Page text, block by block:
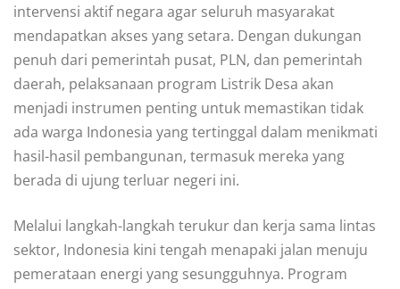
intervensi aktif negara agar seluruh masyarakat
mendapatkan akses yang setara. Dengan dukungan
penuh dari pemerintah pusat, PLN, dan pemerintah
daerah, pelaksanaan program Listrik Desa akan
menjadi instrumen penting untuk memastikan tidak
ada warga Indonesia yang tertinggal dalam menikmati
hasil-hasil pembangunan, termasuk mereka yang
berada di ujung terluar negeri ini.
Melalui langkah-langkah terukur dan kerja sama lintas
sektor, Indonesia kini tengah menapaki jalan menuju
pemerataan energi yang sesungguhnya. Program